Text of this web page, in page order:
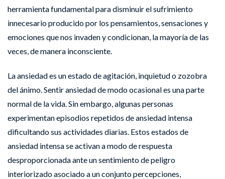
herramienta fundamental para disminuir el sufrimiento
innecesario producido por los pensamientos, sensaciones y
emociones que nos invaden y condicionan, la mayoría de las
veces, de manera inconsciente.
La ansiedad es un estado de agitación, inquietud o zozobra
del ánimo. Sentir ansiedad de modo ocasional es una parte
normal de la vida. Sin embargo, algunas personas
experimentan episodios repetidos de ansiedad intensa
dificultando sus actividades diarias. Estos estados de
ansiedad intensa se activan a modo de respuesta
desproporcionada ante un sentimiento de peligro
interiorizado asociado a un conjunto percepciones,